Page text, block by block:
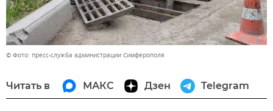
© Фото: пресс-служба администрации Симферополя
Читать в МАКС Дзен Telegram